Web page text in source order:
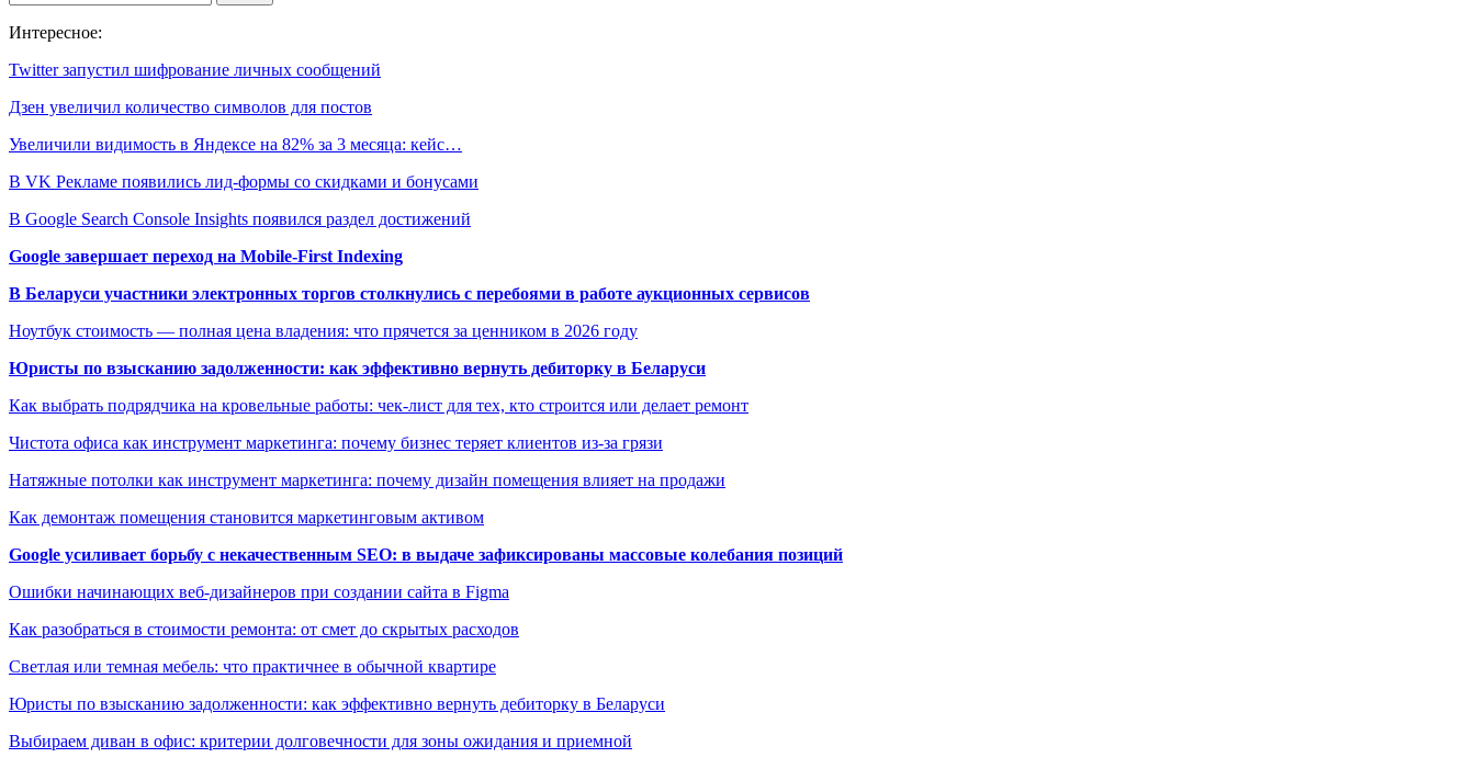
Интересное:
Twitter запустил шифрование личных сообщений
Дзен увеличил количество символов для постов
Увеличили видимость в Яндексе на 82% за 3 месяца: кейс…
В VK Рекламе появились лид-формы со скидками и бонусами
В Google Search Console Insights появился раздел достижений
Google завершает переход на Mobile-First Indexing
В Беларуси участники электронных торгов столкнулись с перебоями в работе аукционных сервисов
Ноутбук стоимость — полная цена владения: что прячется за ценником в 2026 году
Юристы по взысканию задолженности: как эффективно вернуть дебиторку в Беларуси
Как выбрать подрядчика на кровельные работы: чек-лист для тех, кто строится или делает ремонт
Чистота офиса как инструмент маркетинга: почему бизнес теряет клиентов из-за грязи
Натяжные потолки как инструмент маркетинга: почему дизайн помещения влияет на продажи
Как демонтаж помещения становится маркетинговым активом
Google усиливает борьбу с некачественным SEO: в выдаче зафиксированы массовые колебания позиций
Ошибки начинающих веб-дизайнеров при создании сайта в Figma
Как разобраться в стоимости ремонта: от смет до скрытых расходов
Светлая или темная мебель: что практичнее в обычной квартире
Юристы по взысканию задолженности: как эффективно вернуть дебиторку в Беларуси
Выбираем диван в офис: критерии долговечности для зоны ожидания и приемной